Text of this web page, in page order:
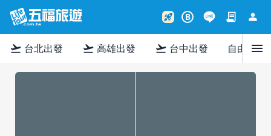
rocket_launch B contract person
flight_takeoff 台北出發 flight_takeoff 高雄出發 flight_takeoff 台中出發 自由行menu